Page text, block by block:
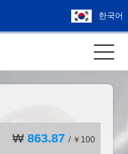
한국어
₩863.87 / ￥100